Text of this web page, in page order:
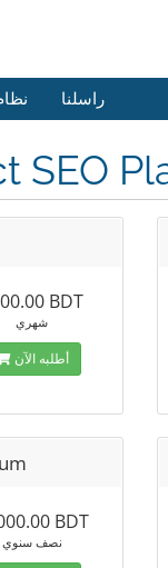
راسلنا
SEO
BDT
شهري
أطلبه الآن
BDT
نصف سنوي